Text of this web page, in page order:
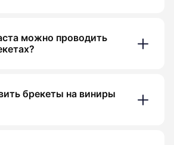
можно проводить
брекеты на виниры